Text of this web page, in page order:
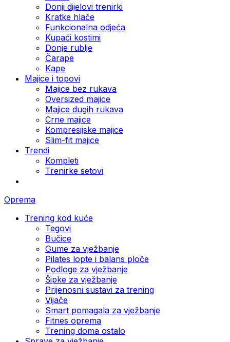
Donji dijelovi trenirki
Kratke hlače
Funkcionalna odjeća
Kupaći kostimi
Donje rublje
Čarape
Kape
Majice i topovi
Majice bez rukava
Oversized majice
Majice dugih rukava
Crne majice
Kompresijske majice
Slim-fit majice
Trendi
Kompleti
Trenirke setovi
Oprema
Trening kod kuće
Tegovi
Bučice
Gume za vježbanje
Pilates lopte i balans ploče
Podloge za vježbanje
Šipke za vježbanje
Prijenosni sustavi za trening
Vijače
Smart pomagala za vježbanje
Fitnes oprema
Trening doma ostalo